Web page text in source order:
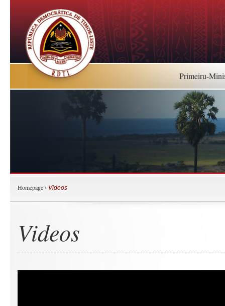
Primeiru-
Homepage › Videos
Videos